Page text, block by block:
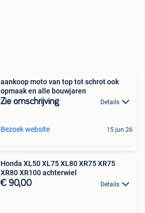
aankoop moto van top tot schrot ook
opmaak en alle bouwjaren
Zie omschrijving Details
Bezoek website 15 jun 26
Honda XL50 XL75 XL80 XR75 XR75
XR80 XR100 achterwiel
€ 90,00 Details